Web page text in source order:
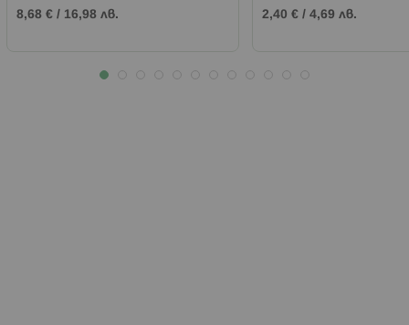
8,68 € / 16,98 лв.
2,40 € / 4,69 лв.